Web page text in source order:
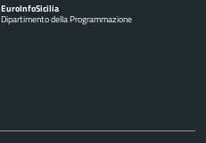
EuroInfoSicilia
Dipartimento della Programmazione